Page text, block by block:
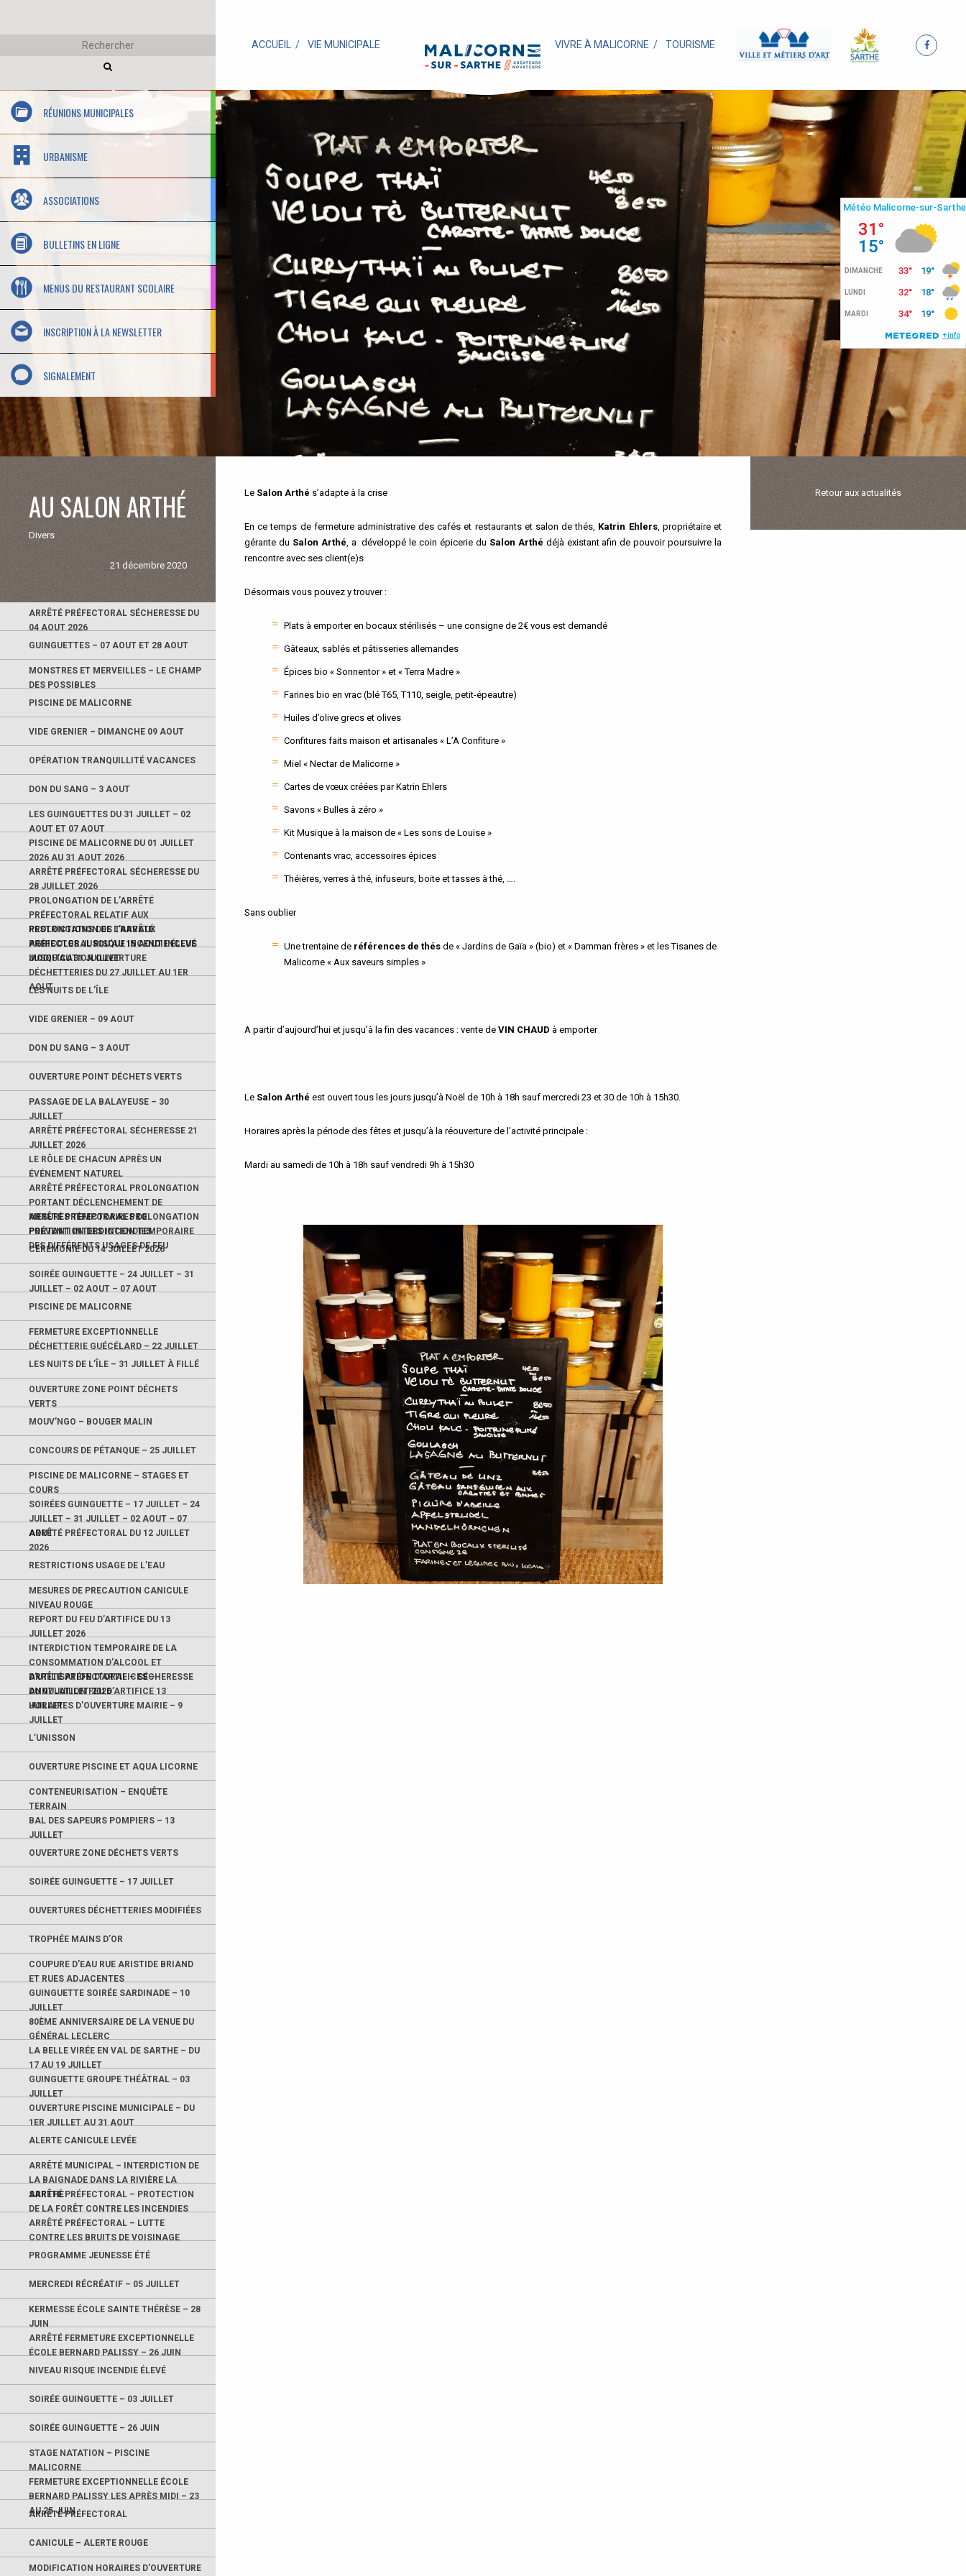
ACCUEIL VIE MUNICIPALE VIVRE À MALICORNE TOURISME
RÉUNIONS MUNICIPALES
URBANISME
ASSOCIATIONS
BULLETINS EN LIGNE
MENUS DU RESTAURANT SCOLAIRE
INSCRIPTION À LA NEWSLETTER
SIGNALEMENT
AU SALON ARTHÉ
Divers
21 décembre 2020
ARRÊTÉ PRÉFECTORAL SÉCHERESSE DU
04 AOUT 2026
GUINGUETTES – 07 AOUT ET 28 AOUT
MONSTRES ET MERVEILLES – LE CHAMP
DES POSSIBLES
PISCINE DE MALICORNE
VIDE GRENIER – DIMANCHE 09 AOUT
OPÉRATION TRANQUILLITÉ VACANCES
DON DU SANG – 3 AOUT
LES GUINGUETTES DU 31 JUILLET – 02
AOUT ET 07 AOUT
PISCINE DE MALICORNE DU 01 JUILLET
2026 AU 31 AOUT 2026
ARRÊTÉ PRÉFECTORAL SÉCHERESSE DU
28 JUILLET 2026
PROLONGATION DE L’ARRÊTÉ
PRÉFECTORAL RELATIF AUX
RESTRICTIONS DES TRAVAUX
AGRICOLES JUSQU’AU 15 AOUT INCLUS
PROLONGATION DE L’ARRÊTÉ
PRÉFECTORAL RISQUE INCENDIE ÉLEVÉ
JUSQU’AU 31 JUILLET
MODIFICATION OUVERTURE
DÉCHETTERIES DU 27 JUILLET AU 1ER
AOUT
LES NUITS DE L’ÎLE
VIDE GRENIER – 09 AOUT
DON DU SANG – 3 AOUT
OUVERTURE POINT DÉCHETS VERTS
PASSAGE DE LA BALAYEUSE – 30
JUILLET
ARRÊTÉ PRÉFECTORAL SÉCHERESSE 21
JUILLET 2026
LE RÔLE DE CHACUN APRÈS UN
ÉVÉNEMENT NATUREL
ARRÊTÉ PRÉFECTORAL PROLONGATION
PORTANT DÉCLENCHEMENT DE
MESURES TEMPORAIRES DE
PRÉVENTION DES INCENDIES
ARRÊTÉ PRÉFECTORAL PROLONGATION
PORTANT INTERDICTION TEMPORAIRE
DES DIFFÉRENTS USAGES DE FEU
CÉRÉMONIE DU 14 JUILLET 2026
SOIRÉE GUINGUETTE – 24 JUILLET – 31
JUILLET – 02 AOUT – 07 AOUT
PISCINE DE MALICORNE
FERMETURE EXCEPTIONNELLE
DÉCHETTERIE GUÉCÉLARD – 22 JUILLET
LES NUITS DE L’ÎLE – 31 JUILLET À FILLÉ
OUVERTURE ZONE POINT DÉCHETS
VERTS
MOUV’NGO – BOUGER MALIN
CONCOURS DE PÉTANQUE – 25 JUILLET
PISCINE DE MALICORNE – STAGES ET
COURS
SOIRÉES GUINGUETTE – 17 JUILLET – 24
JUILLET – 31 JUILLET – 02 AOUT – 07
AOUT
ARRÊTÉ PRÉFECTORAL DU 12 JUILLET
2026
RESTRICTIONS USAGE DE L’EAU
MESURES DE PRECAUTION CANICULE
NIVEAU ROUGE
REPORT DU FEU D’ARTIFICE DU 13
JUILLET 2026
INTERDICTION TEMPORAIRE DE LA
CONSOMMATION D’ALCOOL ET
D’UTILISATION D’ARTIFICES –
ANNULATION FEU D’ARTIFICE 13
JUILLET
ARRÊTÉ PRÉFECTORAL – SÉCHERESSE
DU 07 JUILLET 2026
HORAIRES D’OUVERTURE MAIRIE – 9
JUILLET
L’UNISSON
OUVERTURE PISCINE ET AQUA LICORNE
CONTENEURISATION – ENQUÊTE
TERRAIN
BAL DES SAPEURS POMPIERS – 13
JUILLET
OUVERTURE ZONE DÉCHETS VERTS
SOIRÉE GUINGUETTE – 17 JUILLET
OUVERTURES DÉCHETTERIES MODIFIÉES
TROPHÉE MAINS D’OR
COUPURE D’EAU RUE ARISTIDE BRIAND
ET RUES ADJACENTES
GUINGUETTE SOIRÉE SARDINADE – 10
JUILLET
80ÈME ANNIVERSAIRE DE LA VENUE DU
GÉNÉRAL LECLERC
LA BELLE VIRÉE EN VAL DE SARTHE – DU
17 AU 19 JUILLET
GUINGUETTE GROUPE THÉÂTRAL – 03
JUILLET
OUVERTURE PISCINE MUNICIPALE – DU
1ER JUILLET AU 31 AOUT
ALERTE CANICULE LEVÉE
ARRÊTÉ MUNICIPAL – INTERDICTION DE
LA BAIGNADE DANS LA RIVIÈRE LA
SARTHE
ARRÊTÉ PRÉFECTORAL – PROTECTION
DE LA FORÊT CONTRE LES INCENDIES
ARRÊTÉ PRÉFECTORAL – LUTTE
CONTRE LES BRUITS DE VOISINAGE
PROGRAMME JEUNESSE ÉTÉ
MERCREDI RÉCRÉATIF – 05 JUILLET
KERMESSE ÉCOLE SAINTE THÉRÈSE – 28
JUIN
ARRÊTÉ FERMETURE EXCEPTIONNELLE
ÉCOLE BERNARD PALISSY – 26 JUIN
NIVEAU RISQUE INCENDIE ÉLEVÉ
SOIRÉE GUINGUETTE – 03 JUILLET
SOIRÉE GUINGUETTE – 26 JUIN
STAGE NATATION – PISCINE
MALICORNE
FERMETURE EXCEPTIONNELLE ÉCOLE
BERNARD PALISSY LES APRÈS MIDI – 23
AU 25 JUIN
ARRÊTÉ PRÉFECTORAL
CANICULE – ALERTE ROUGE
MODIFICATION HORAIRES D’OUVERTURE
Retour aux actualités
Le Salon Arthé s’adapte à la crise
En ce temps de fermeture administrative des cafés et restaurants et salon de thés, Katrin Ehlers, propriétaire et
gérante du Salon Arthé, a développé le coin épicerie du Salon Arthé déjà existant afin de pouvoir poursuivre la
rencontre avec ses client(e)s
Désormais vous pouvez y trouver :
Plats à emporter en bocaux stérilisés – une consigne de 2€ vous est demandé
Gâteaux, sablés et pâtisseries allemandes
Épices bio « Sonnentor » et « Terra Madre »
Farines bio en vrac (blé T65, T110, seigle, petit-épeautre)
Huiles d’olive grecs et olives
Confitures faits maison et artisanales « L’A Confiture »
Miel « Nectar de Malicorne »
Cartes de vœux créées par Katrin Ehlers
Savons « Bulles à zéro »
Kit Musique à la maison de « Les sons de Louise »
Contenants vrac, accessoires épices
Théières, verres à thé, infuseurs, boite et tasses à thé, ….
Sans oublier
Une trentaine de références de thés de « Jardins de Gaïa » (bio) et « Damman frères » et les Tisanes de
Malicorne « Aux saveurs simples »
A partir d’aujourd’hui et jusqu’à la fin des vacances : vente de VIN CHAUD à emporter
Le Salon Arthé est ouvert tous les jours jusqu’à Noël de 10h à 18h sauf mercredi 23 et 30 de 10h à 15h30.
Horaires après la période des fêtes et jusqu’à la réouverture de l’activité principale :
Mardi au samedi de 10h à 18h sauf vendredi 9h à 15h30